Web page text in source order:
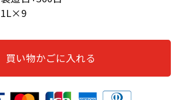
1L×9
買い物かごに入れる